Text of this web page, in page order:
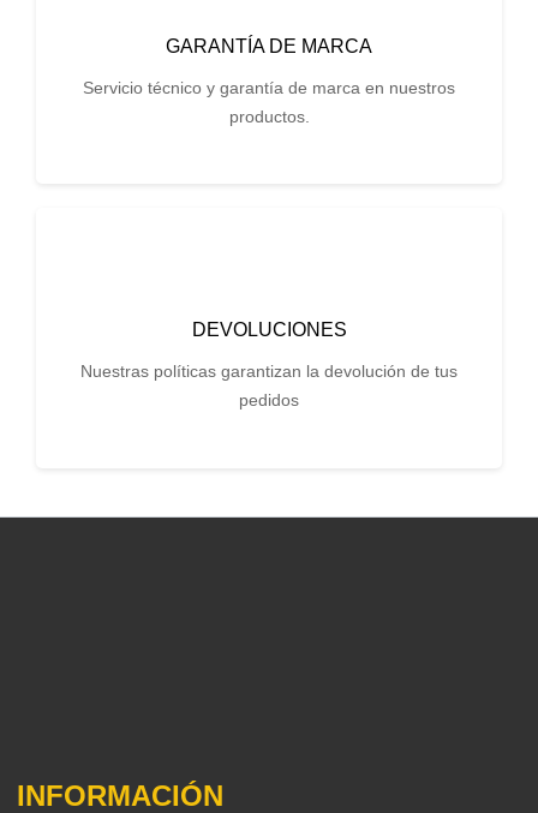
GARANTÍA DE MARCA
Servicio técnico y garantía de marca en nuestros
productos.
DEVOLUCIONES
Nuestras políticas garantizan la devolución de tus
pedidos
INFORMACIÓN